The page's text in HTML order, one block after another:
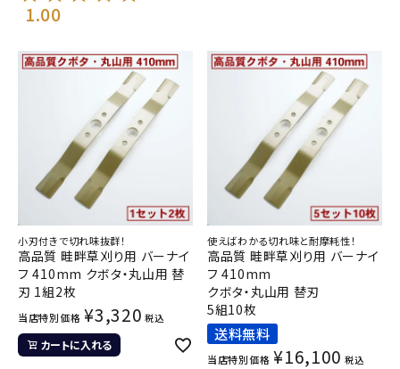
1.00
小刃付きで切れ味抜群！
高品質 畦畔草刈り用 バーナイ
フ 410mm クボタ・丸山用 替
刃 1組2枚
当店特別価格 ¥3,320 税込
カートに入れる
使えばわかる切れ味と耐摩耗性！
高品質 畦畔草刈り用 バーナイ
フ 410mm
クボタ・丸山用 替刃
5組10枚
送料無料
当店特別価格 ¥16,100 税込